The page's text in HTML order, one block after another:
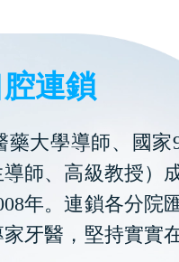
連鎖
大學導師、國家
師、高級教授）
年。連鎖各分院
牙醫，堅持實實